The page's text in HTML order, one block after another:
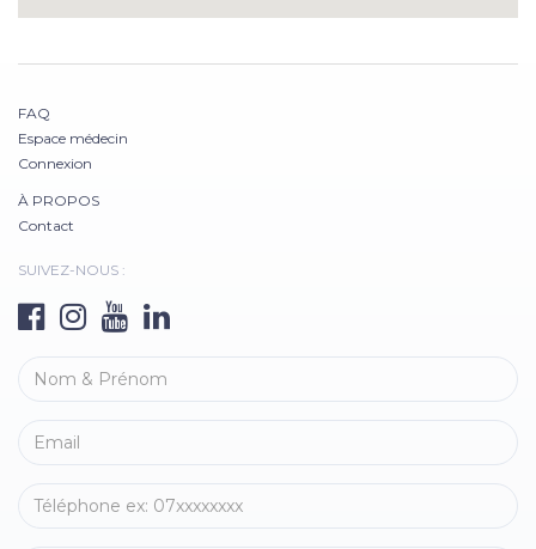
FAQ
Espace médecin
Connexion
À PROPOS
Contact
SUIVEZ-NOUS :